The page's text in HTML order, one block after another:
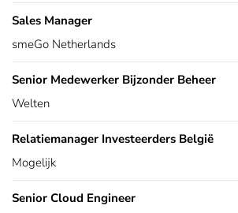
Sales Manager
smeGo Netherlands
Senior Medewerker Bijzonder Beheer
Welten
Relatiemanager Investeerders België
Mogelijk
Senior Cloud Engineer